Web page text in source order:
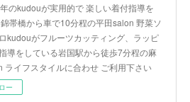
のkudouが実用的で 楽しい着付指導を
帯橋から車で10分程の平田salon 野菜ソ
kudouがフルーツカッティング、ラッピ
導をしている岩国駅から徒歩7分程の麻
ライフスタイルに合わせ ご利用下さい
ー